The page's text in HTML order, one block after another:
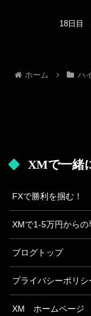
18日目
ホーム ハ
XMで一緒
FXで勝利を掴む！
XMで1-5万円からの
ブログトップ
プライバシーポリシ
XM ホームページ